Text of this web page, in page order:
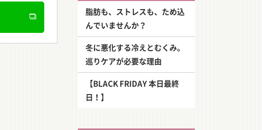
脂肪も、ストレスも、ため込
んでいませんか？
冬に悪化する冷えとむくみ。
巡りケアが必要な理由
【BLACK FRIDAY 本日最終
日！】